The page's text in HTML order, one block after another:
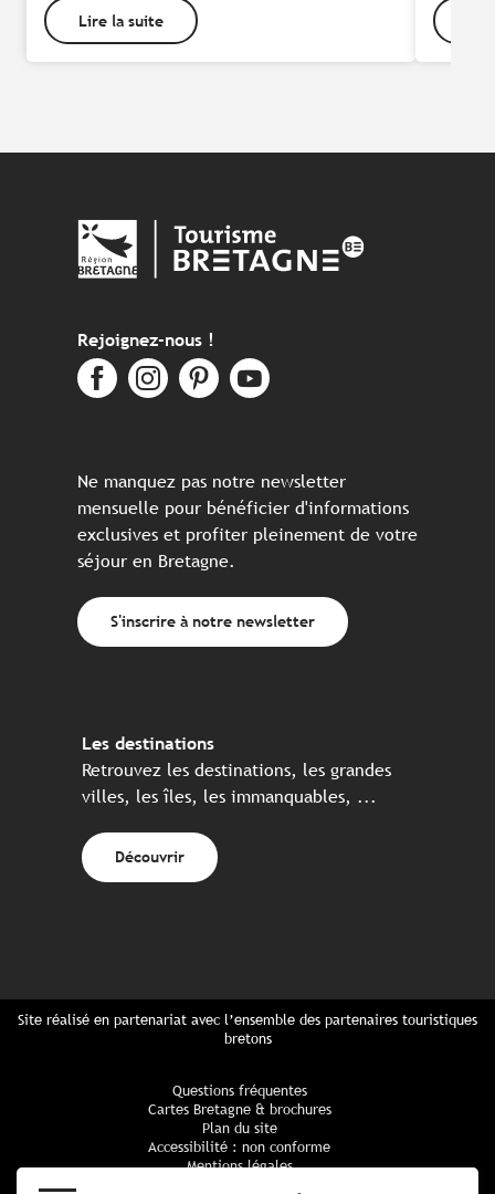
Lire la suite
Rejoignez-nous !
Ne manquez pas notre newsletter
mensuelle pour bénéficier d'informations
exclusives et profiter pleinement de votre
séjour en Bretagne.
S'inscrire à notre newsletter
Les destinations
Retrouvez les destinations, les grandes
villes, les îles, les immanquables, ...
Découvrir
Site réalisé en partenariat avec l’ensemble des partenaires touristiques
bretons
Questions fréquentes
Cartes Bretagne & brochures
Plan du site
Accessibilité : non conforme
Mentions légales